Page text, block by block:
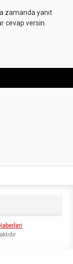
zamanda yanıt
cevap versin.